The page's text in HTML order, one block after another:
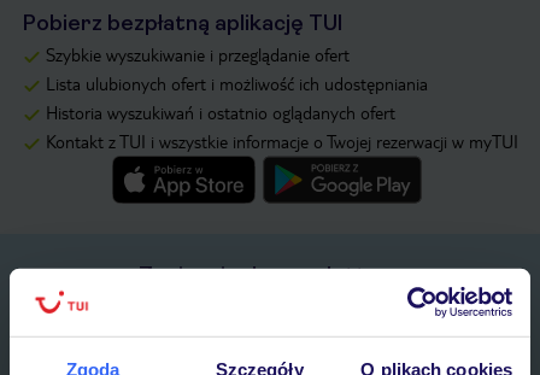
Zgoda Szczegóły O plikach cookies
Pobierz bezpłatną aplikację TUI
Szybkie wyszukiwanie i przeglądanie ofert
Lista ulubionych ofert i możliwość ich udostępniania
Historia wyszukiwań i ostatnio oglądanych ofert
Kontakt z TUI i wszystkie informacje o Twojej rezerwacji w myTUI
Zapisz się do newslettera
IMIĘ*